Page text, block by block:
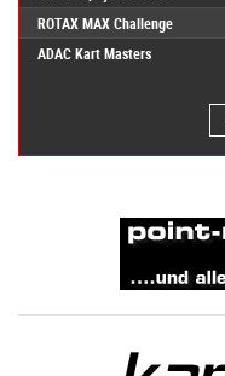
ROTAX MAX Challenge
ADAC Kart Masters